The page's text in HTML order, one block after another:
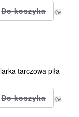
(w
tarczowa piła
(w